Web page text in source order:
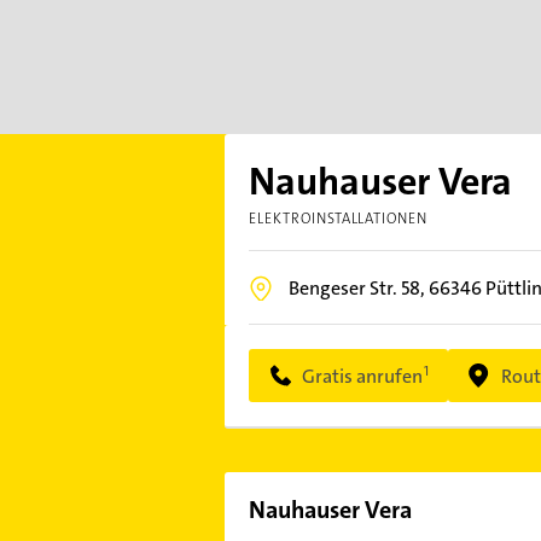
Nauhauser Vera
ELEKTROINSTALLATIONEN
Bengeser Str. 58, 66346
Gratis anrufen
Nauhauser Vera